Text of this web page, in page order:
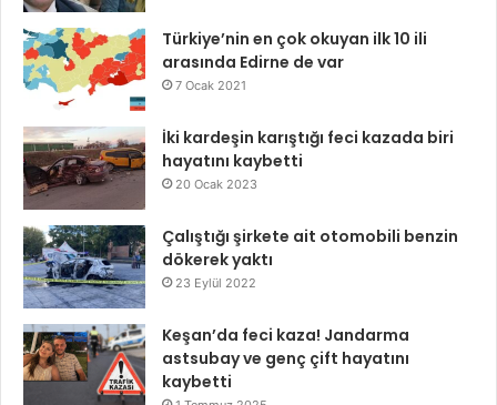
Türkiye’nin en çok okuyan ilk 10 ili
arasında Edirne de var
7 Ocak 2021
İki kardeşin karıştığı feci kazada biri
hayatını kaybetti
20 Ocak 2023
Çalıştığı şirkete ait otomobili benzin
dökerek yaktı
23 Eylül 2022
Keşan’da feci kaza! Jandarma
astsubay ve genç çift hayatını
kaybetti